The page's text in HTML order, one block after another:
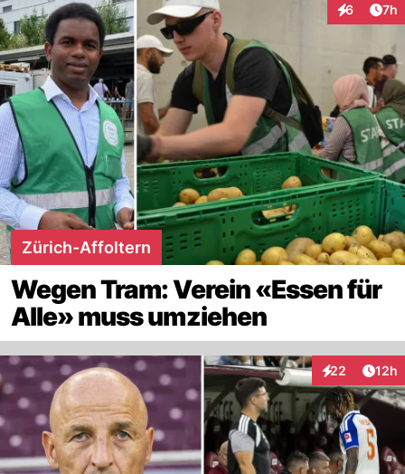
6 7h
Zürich-Affoltern
Wegen Tram: Verein «Essen für
Alle» muss umziehen
22
Interaktionen
12h